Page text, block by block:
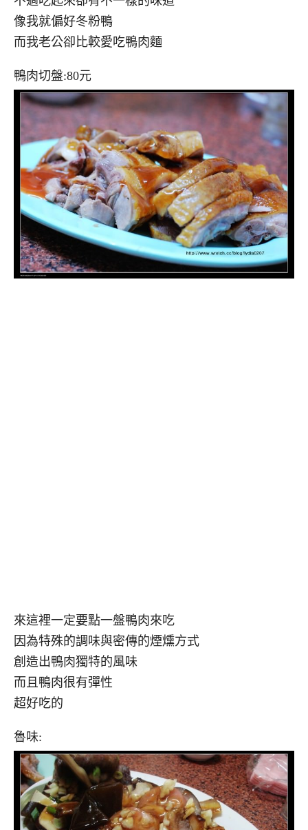
像我就偏好冬粉鴨
而我老公卻比較愛吃鴨肉麵
鴨肉切盤:80元
來這裡一定要點一盤鴨肉來吃
因為特殊的調味與密傳的煙燻方式
創造出鴨肉獨特的風味
而且鴨肉很有彈性
超好吃的
魯味: